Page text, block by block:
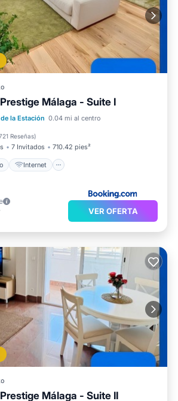
Málaga - Suite I
la Estación 0.04 mi al centro
Reseñas)
7 Invitados 710.42 pies²
Internet
Internet
niños
VER OFERTA
Málaga - Suite II